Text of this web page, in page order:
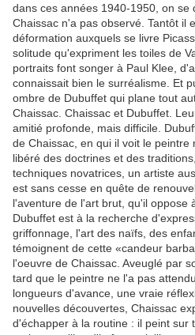
dans ces années 1940-1950, on se
Chaissac n'a pas observé. Tantôt il
déformation auxquels se livre
solitude qu'expriment les toiles de
portraits font songer à Paul Klee,
connaissait bien le surréalisme. Et
ombre de Dubuffet qui plane tout
Chaissac. Chaissac et Dubuffet.
amitié profonde, mais difficile.
de Chaissac, en qui il voit le peintre
libéré des doctrines et des
techniques novatrices, un artiste
est sans cesse en quête de
l'aventure de l'art brut, qu'il oppose
Dubuffet est à la recherche
griffonnage, l'art des naïfs, des
témoignent de cette «candeur
l'oeuvre de Chaissac. Aveuglé par
tard que le peintre ne l'a pas
longueurs d'avance, une vraie
nouvelles découvertes, Chaissac
d'échapper à la routine : il peint sur